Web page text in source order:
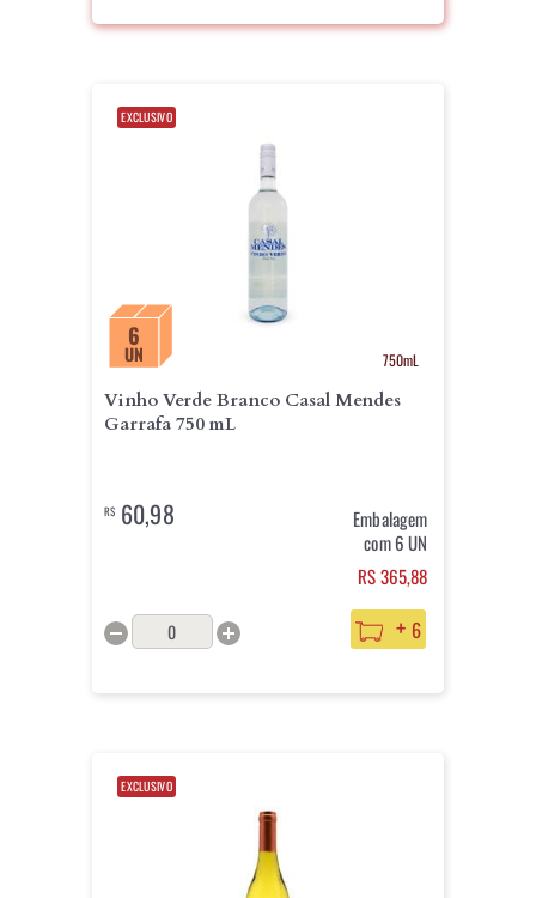
6
UN
EXCLUSIVO
750mL
Vinho Verde Branco Casal Mendes
Garrafa 750 mL
R$60,98
Embalagem
com 6 UN
RS 365,88
+ 6
EXCLUSIVO